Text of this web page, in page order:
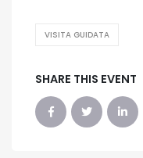
VISITA GUIDATA
SHARE THIS EVENT